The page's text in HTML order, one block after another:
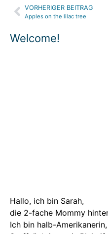
Welcome!
Hallo, ich bin Sarah,
die 2-fache Mommy
Ich bin halb-
Alternative:
VORHERIGER BEITRAG
Apples on the lilac tree